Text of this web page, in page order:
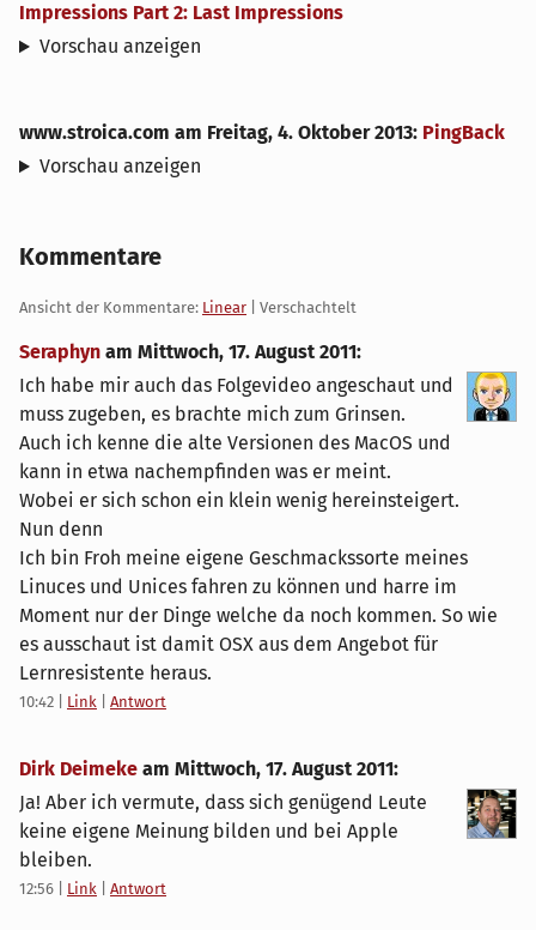
Impressions Part 2: Last Impressions
Vorschau anzeigen
www.stroica.com am Freitag, 4. Oktober 2013: PingBack
Vorschau anzeigen
Kommentare
Ansicht der Kommentare: Linear | Verschachtelt
Seraphyn am Mittwoch, 17. August 2011:
Ich habe mir auch das Folgevideo angeschaut und
muss zugeben, es brachte mich zum Grinsen.
Auch ich kenne die alte Versionen des MacOS und
kann in etwa nachempfinden was er meint.
Wobei er sich schon ein klein wenig hereinsteigert.
Nun denn
Ich bin Froh meine eigene Geschmackssorte meines
Linuces und Unices fahren zu können und harre im
Moment nur der Dinge welche da noch kommen. So wie
es ausschaut ist damit OSX aus dem Angebot für
Lernresistente heraus.
10:42 Link Antwort
Dirk Deimeke am Mittwoch, 17. August 2011:
Ja! Aber ich vermute, dass sich genügend Leute
keine eigene Meinung bilden und bei Apple
bleiben.
12:56 Link Antwort